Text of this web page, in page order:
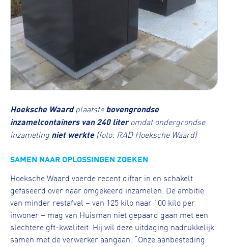
Hoeksche Waardplaatstebovengrondse
inzamelcontainers van 240 literomdat ondergrondse
inzameling niet werkte (foto: RAD Hoeksche Waard)
SAMEN NAAR OPLOSSINGEN ZOEKEN
Hoeksche Waard voerde recent diftar in en schakelt
gefaseerd over naar omgekeerd inzamelen. De ambitie
van minder restafval – van 125 kilo naar 100 kilo per
inwoner – mag van Huisman niet gepaard gaan met een
slechtere gft-kwaliteit. Hij wil deze uitdaging nadrukkelijk
samen met de verwerker aangaan. “Onze aanbesteding